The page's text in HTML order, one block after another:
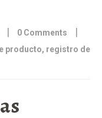
| 0 Comments |
producto, registro de